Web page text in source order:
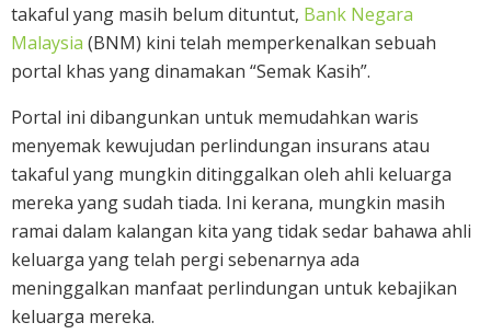
takaful yang masih belum dituntut, Bank Negara
Malaysia (BNM) kini telah memperkenalkan sebuah
portal khas yang dinamakan “Semak Kasih”.
Portal ini dibangunkan untuk memudahkan waris
menyemak kewujudan perlindungan insurans atau
takaful yang mungkin ditinggalkan oleh ahli keluarga
mereka yang sudah tiada. Ini kerana, mungkin masih
ramai dalam kalangan kita yang tidak sedar bahawa ahli
keluarga yang telah pergi sebenarnya ada
meninggalkan manfaat perlindungan untuk kebajikan
keluarga mereka.